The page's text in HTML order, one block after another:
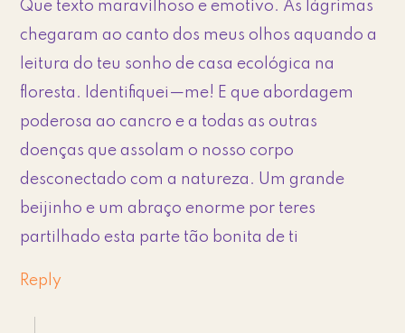
Que texto maravilhoso e emotivo. As lágrimas
chegaram ao canto dos meus olhos aquando a
leitura do teu sonho de casa ecológica na
floresta. Identifiquei—me! E que abordagem
poderosa ao cancro e a todas as outras
doenças que assolam o nosso corpo
desconectado com a natureza. Um grande
beijinho e um abraço enorme por teres
partilhado esta parte tão bonita de ti
Reply